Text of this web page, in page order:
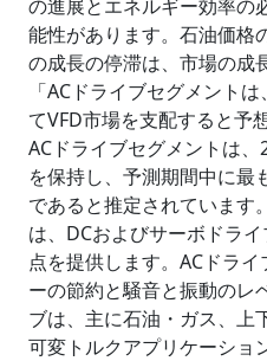
の進展とエネルギー効率の
能性があります。石油価格
の成長の停滞は、市場の成
「ACドライブセグメント
てVFD市場を支配すると予
ACドライブセグメントは
を保持し、予測期間中に最
であると推定されています
は、DCおよびサーボドラ
点を提供します。ACドラ
ーの節約と騒音と振動のレ
ブは、主に石油・ガス、上
可変トルクアプリケーショ